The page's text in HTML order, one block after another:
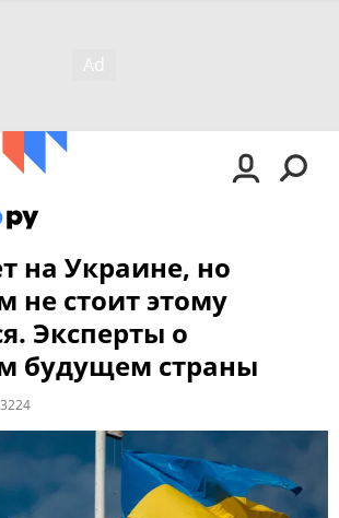
на Украине, но
не стоит этому
Эксперты о
будущем страны
3224